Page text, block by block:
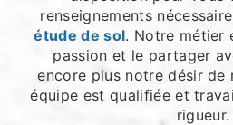
renseignements
étude de sol. Notre métier
passion et le partager
encore plus notre désir de
équipe est qualifiée et
rigueur.